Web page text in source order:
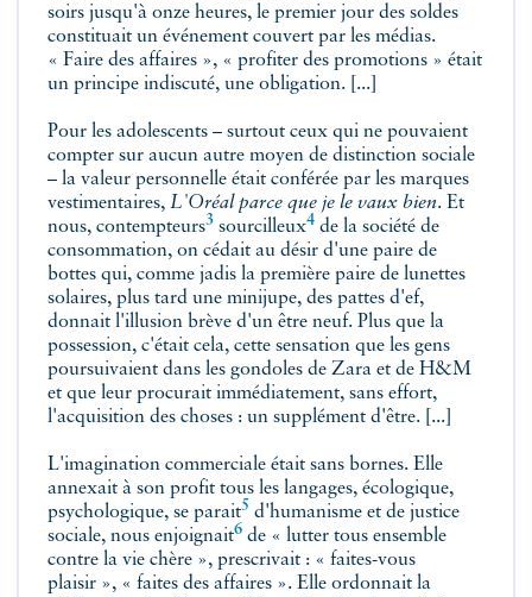
soirs jusqu'à onze heures, le premier jour des soldes
constituait un événement couvert par les médias.
« Faire des affaires », « profiter des promotions » était
un principe indiscuté, une obligation. [...]
Pour les adolescents – surtout ceux qui ne pouvaient
compter sur aucun autre moyen de distinction sociale
– la valeur personnelle était conférée par les marques
vestimentaires, L'Oréal parce que je le vaux bien. Et
nous, contempteurs3 sourcilleux4 de la société de
consommation, on cédait au désir d'une paire de
bottes qui, comme jadis la première paire de lunettes
solaires, plus tard une minijupe, des pattes d'ef,
donnait l'illusion brève d'un être neuf. Plus que la
possession, c'était cela, cette sensation que les gens
poursuivaient dans les gondoles de Zara et de H&M
et que leur procurait immédiatement, sans effort,
l'acquisition des choses : un supplément d'être. [...]
L'imagination commerciale était sans bornes. Elle
annexait à son profit tous les langages, écologique,
psychologique, se parait5 d'humanisme et de justice
sociale, nous enjoignait6 de « lutter tous ensemble
contre la vie chère », prescrivait : « faites-vous
plaisir », « faites des affaires ». Elle ordonnait la